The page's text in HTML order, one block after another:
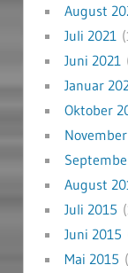
August
Juli 2021
Juni 2021
Januar
Oktober
August
Juli 2015
Juni 2015
Mai 2015